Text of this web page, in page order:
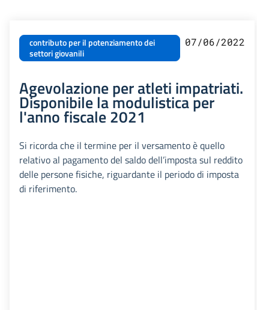
contributo per il potenziamento dei
settori giovanili
07/06/2022
Agevolazione per atleti impatriati.
Disponibile la modulistica per
l'anno fiscale 2021
Si ricorda che il termine per il versamento è quello
relativo al pagamento del saldo dell’imposta sul reddito
delle persone fisiche, riguardante il periodo di imposta
di riferimento.